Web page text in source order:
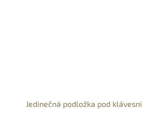
Jedinečná podložka pod